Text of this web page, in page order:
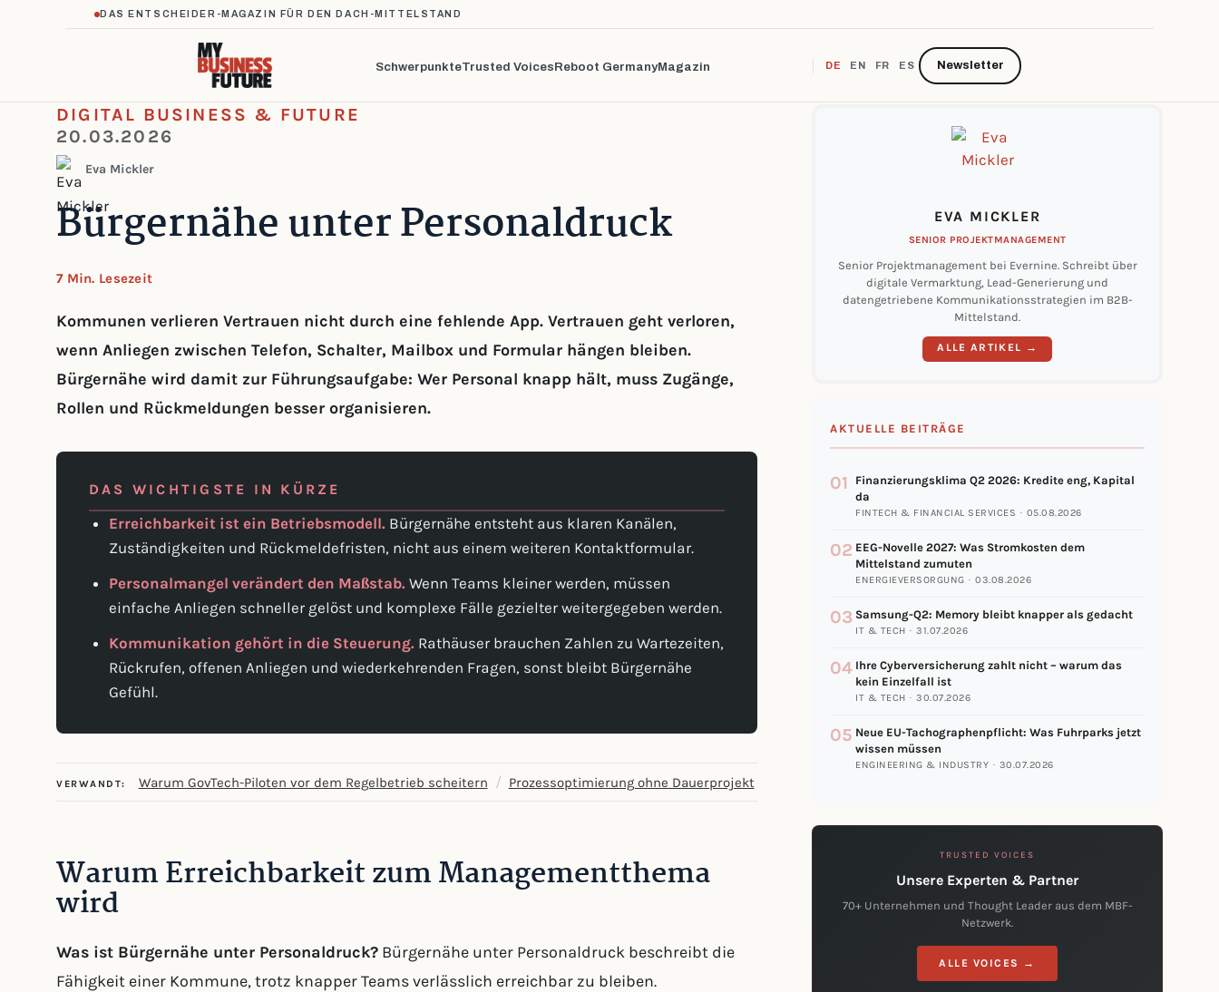
DIGITAL BUSINESS & FUTURE
20.03.2026
Eva Mickler
Bürgernähe unter Personaldruck
7 Min. Lesezeit
Kommunen verlieren Vertrauen nicht durch eine fehlende App. Vertrauen geht verloren,
wenn Anliegen zwischen Telefon, Schalter, Mailbox und Formular hängen bleiben.
Bürgernähe wird damit zur Führungsaufgabe: Wer Personal knapp hält, muss Zugänge,
Rollen und Rückmeldungen besser organisieren.
DAS WICHTIGSTE IN KÜRZE
Erreichbarkeit ist ein Betriebsmodell. Bürgernähe entsteht aus klaren Kanälen,
Zuständigkeiten und Rückmeldefristen, nicht aus einem weiteren Kontaktformular.
Personalmangel verändert den Maßstab. Wenn Teams kleiner werden, müssen
einfache Anliegen schneller gelöst und komplexe Fälle gezielter weitergegeben werden.
Kommunikation gehört in die Steuerung. Rathäuser brauchen Zahlen zu Wartezeiten,
Rückrufen, offenen Anliegen und wiederkehrenden Fragen, sonst bleibt Bürgernähe
Gefühl.
VERWANDT: Warum GovTech-Piloten vor dem Regelbetrieb scheitern / Prozessoptimierung ohne Dauerprojekt
Warum Erreichbarkeit zum Managementthema
wird
Was ist Bürgernähe unter Personaldruck? Bürgernähe unter Personaldruck beschreibt die
Fähigkeit einer Kommune, trotz knapper Teams verlässlich erreichbar zu bleiben.
EVA MICKLER
SENIOR PROJEKTMANAGEMENT
Senior Projektmanagement bei Evernine. Schreibt über
digitale Vermarktung, Lead-Generierung und
datengetriebene Kommunikationsstrategien im B2B-
Mittelstand.
ALLE ARTIKEL →
AKTUELLE BEITRÄGE
01
Finanzierungsklima Q2 2026: Kredite eng, Kapital
da
FINTECH & FINANCIAL SERVICES · 05.08.2026
02 EEG-Novelle 2027: Was Stromkosten dem
Mittelstand zumuten
ENERGIEVERSORGUNG · 03.08.2026
03 Samsung-Q2: Memory bleibt knapper als gedacht
IT & TECH · 31.07.2026
04 Ihre Cyberversicherung zahlt nicht – warum das
kein Einzelfall ist
IT & TECH · 30.07.2026
05 Neue EU-Tachographenpflicht: Was Fuhrparks jetzt
wissen müssen
ENGINEERING & INDUSTRY · 30.07.2026
TRUSTED VOICES
Unsere Experten & Partner
70+ Unternehmen und Thought Leader aus dem MBF-
Netzwerk.
ALLE VOICES →
DAS ENTSCHEIDER-MAGAZIN FÜR DEN DACH-MITTELSTAND
SchwerpunkteTrusted VoicesReboot GermanyMagazin DE EN FR ES Newsletter